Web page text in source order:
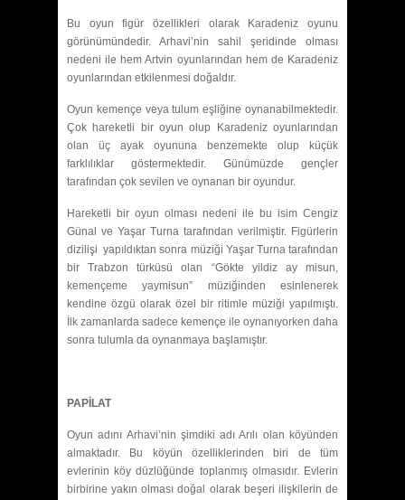
Bu oyun figür özellikleri olarak Karadeniz oyunu
görünümündedir. Arhavi’nin sahil şeridinde olması
nedeni ile hem Artvin oyunlarından hem de Karadeniz
oyunlarından etkilenmesi doğaldır.
Oyun kemençe veya tulum eşliğine oynanabilmektedir.
Çok hareketli bir oyun olup Karadeniz oyunlarından
olan üç ayak oyununa benzemekte olup küçük
farklılıklar göstermektedir. Günümüzde gençler
tarafından çok sevilen ve oynanan bir oyundur.
Hareketli bir oyun olması nedeni ile bu isim Cengiz
Günal ve Yaşar Turna tarafından verilmiştir. Figürlerin
dizilişi yapıldıktan sonra müziği Yaşar Turna tarafından
bir Trabzon türküsü olan “Gökte yildiz ay misun,
kemençeme yaymisun” müziğinden esinlenerek
kendine özgü olarak özel bir ritimle müziği yapılmıştı.
İlk zamanlarda sadece kemençe ile oynanıyorken daha
sonra tulumla da oynanmaya başlamıştır.
PAPİLAT
Oyun adını Arhavi’nin şimdiki adı Arılı olan köyünden
almaktadır. Bu köyün özelliklerinden biri de tüm
evlerinin köy düzlüğünde toplanmış olmasıdır. Evlerin
birbirine yakın olması doğal olarak beşeri ilişkilerin de